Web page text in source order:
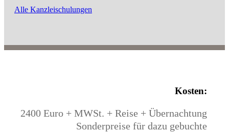
Alle Kanzleischulungen
Kosten:
2400 Euro + MWSt. + Reise + Übernachtung
Sonderpreise für dazu gebuchte